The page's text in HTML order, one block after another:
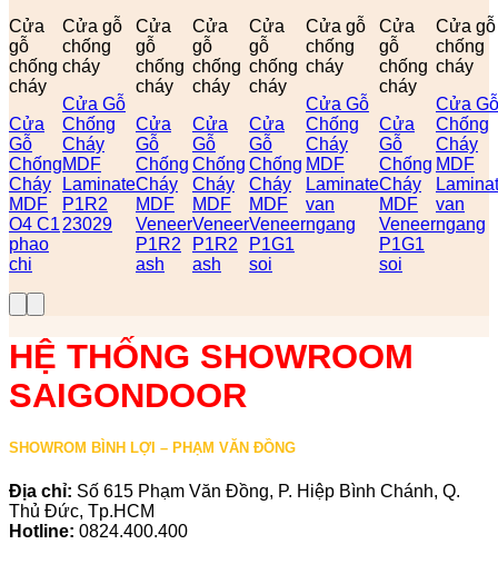
Cửa
gỗ
chống
cháy
Cửa
Gỗ
Chống
Cháy
MDF
O4 C1
phao
chi
Cửa gỗ
chống
cháy
Cửa Gỗ
Chống
Cháy
MDF
Laminate
P1R2
23029
Cửa
gỗ
chống
cháy
Cửa
Gỗ
Chống
Cháy
MDF
Veneer
P1R2
ash
Cửa
gỗ
chống
cháy
Cửa
Gỗ
Chống
Cháy
MDF
Veneer
P1R2
ash
Cửa
gỗ
chống
cháy
Cửa
Gỗ
Chống
Cháy
MDF
Veneer
P1G1
soi
Cửa gỗ
chống
cháy
Cửa Gỗ
Chống
Cháy
MDF
Laminate
van
ngang
Cửa
gỗ
chống
cháy
Cửa
Gỗ
Chống
Cháy
MDF
Veneer
P1G1
soi
Cửa gỗ
chống
cháy
Cửa
Chống
Cháy
MDF
van
ngang
HỆ THỐNG SHOWROOM
SAIGONDOOR
SHOWROM BÌNH LỢI – PHẠM VĂN ĐỒNG
Địa chỉ: Số 615 Phạm Văn Đồng, P. Hiệp Bình Chánh, Q.
Thủ Đức, Tp.HCM
Hotline: 0824.400.400